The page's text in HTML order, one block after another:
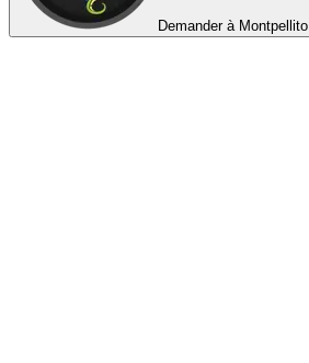
Demander à Montpellito